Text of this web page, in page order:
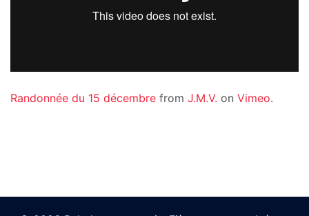
Randonnée du 15 décembre from J.M.V. on Vimeo.